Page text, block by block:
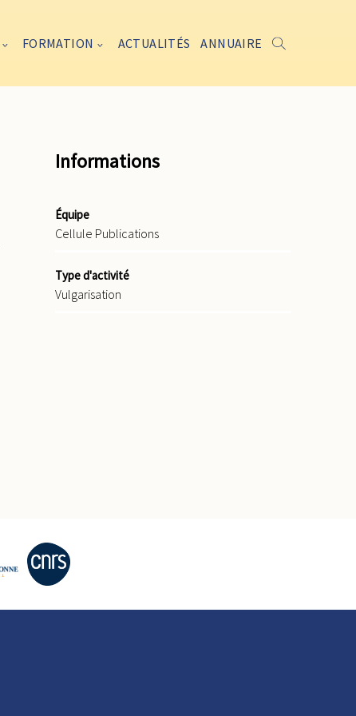
FORMATION ACTUALITÉS ANNUAIRE
Informations
Équipe
Cellule Publications
Type d'activité
Vulgarisation